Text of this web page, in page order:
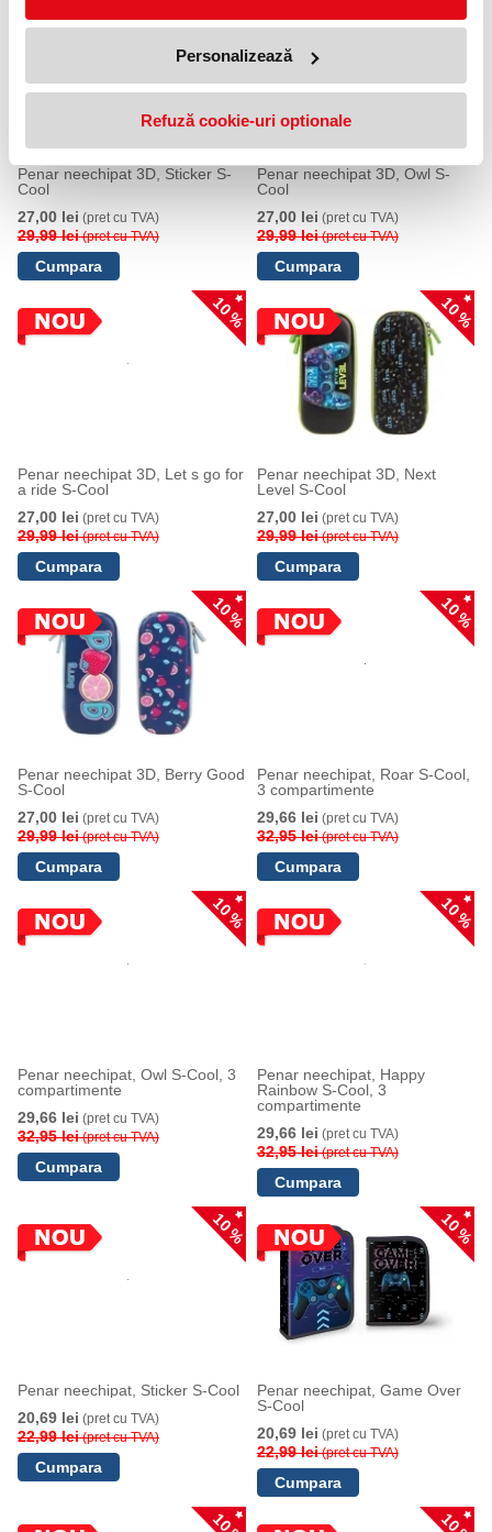
Personalizează
Refuză cookie-uri optionale
10 %
Penar neechipat 3D, Sticker S-
Cool
27,00 lei (pret cu TVA)
29,99 lei(pret cu TVA)
10 %
Penar neechipat 3D, Owl S-
Cool
27,00 lei (pret cu TVA)
29,99 lei(pret cu TVA)
10 %
Penar neechipat 3D, Let s go for
a ride S-Cool
27,00 lei (pret cu TVA)
29,99 lei(pret cu TVA)
10 %
Penar neechipat 3D, Next
Level S-Cool
27,00 lei (pret cu TVA)
29,99 lei(pret cu TVA)
10 %
Penar neechipat 3D, Berry Good
S-Cool
27,00 lei (pret cu TVA)
29,99 lei(pret cu TVA)
10 %
Penar neechipat, Roar S-Cool,
3 compartimente
29,66 lei (pret cu TVA)
32,95 lei(pret cu TVA)
10 %
Penar neechipat, Owl S-Cool, 3
compartimente
29,66 lei (pret cu TVA)
32,95 lei(pret cu TVA)
10 %
Penar neechipat, Happy
Rainbow S-Cool, 3
compartimente
29,66 lei (pret cu TVA)
32,95 lei(pret cu TVA)
10 %
Penar neechipat, Sticker S-Cool
20,69 lei (pret cu TVA)
22,99 lei(pret cu TVA)
10 %
Penar neechipat, Game Over
S-Cool
20,69 lei (pret cu TVA)
22,99 lei(pret cu TVA)